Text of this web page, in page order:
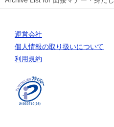
運営会社
個人情報の取り扱いについて
利用規約